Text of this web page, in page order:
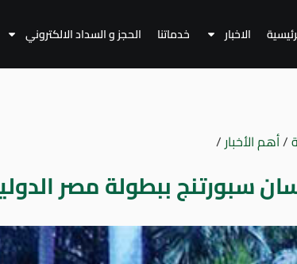
الاخبار خدماتنا الحجز و السداد الالكتروني
/أهم الأخبار/
سبورتنج ببطولة مصر